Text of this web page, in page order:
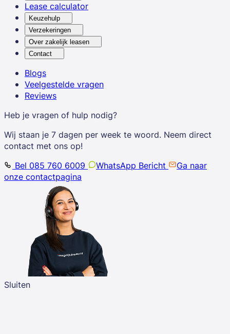
Lease calculator
Keuzehulp
Verzekeringen
Over zakelijk leasen
Contact
Blogs
Veelgestelde vragen
Reviews
Heb je vragen of hulp nodig?
Wij staan je 7 dagen per week te woord. Neem direct
contact met ons op!
Bel 085 760 6009
WhatsApp Bericht
Ga naar
onze contactpagina
Sluiten